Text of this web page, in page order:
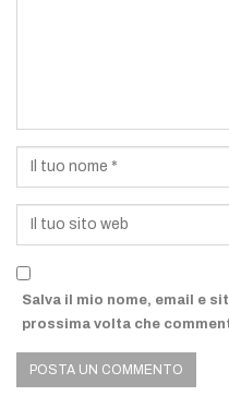
Salva il mio nome, email e
prossima volta che